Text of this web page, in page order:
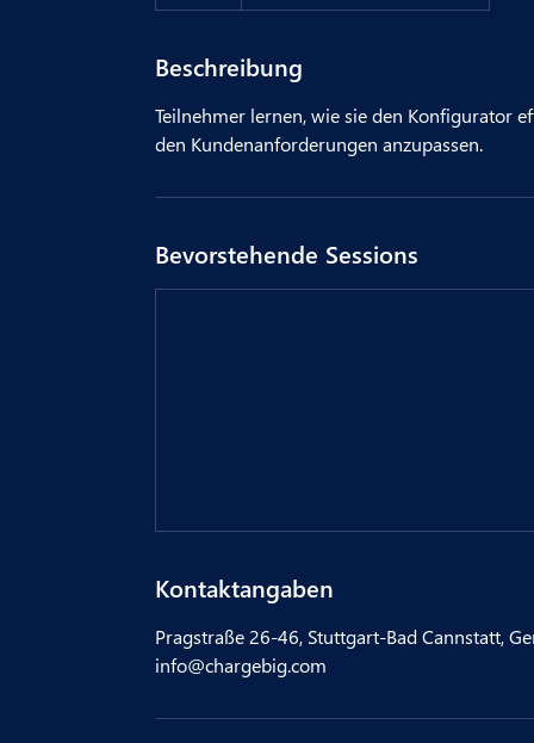
Beschreibung
Teilnehmer lernen, wie sie den Konfigurator
den Kundenanforderungen anzupassen.
Bevorstehende Sessions
Kontaktangaben
Pragstraße 26-46, Stuttgart-Bad Cannstatt,
info@chargebig.com